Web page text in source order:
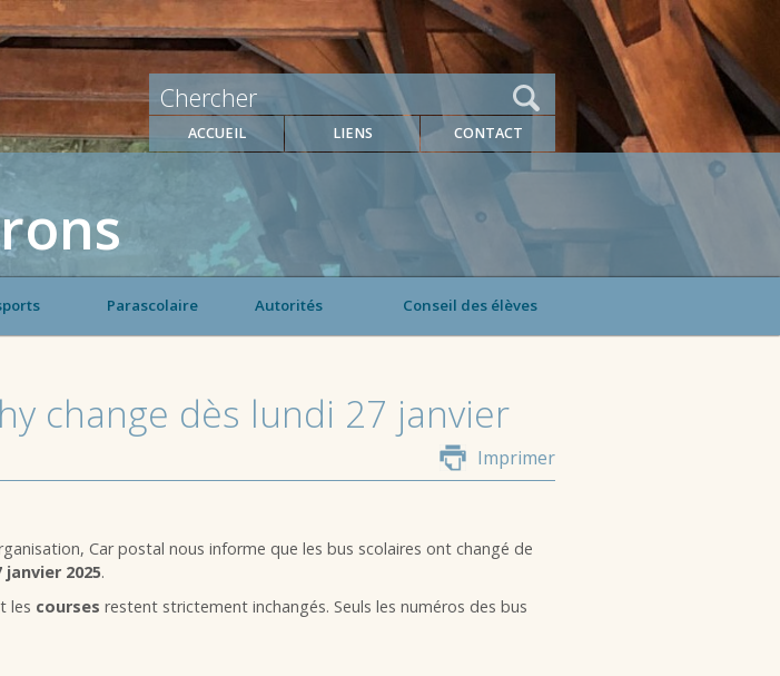
ACCUEIL LIENS CONTACT
Parascolaire Autorités Conseil des élèves
change dès lundi 27 janvier
Imprimer
Car postal nous informe que les bus scolaires ont changé de
janvier 2025.
les courses restent strictement inchangés. Seuls les numéros des bus